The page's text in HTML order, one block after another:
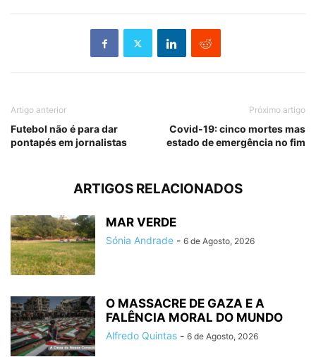
Artigo anterior
Futebol não é para dar
pontapés em jornalistas
Próximo artigo
Covid-19: cinco mortes mas
estado de emergência no fim
ARTIGOS RELACIONADOS
MAR VERDE
Sónia Andrade - 6 de Agosto, 2026
O MASSACRE DE GAZA E A
FALÊNCIA MORAL DO MUNDO
Alfredo Quintas - 6 de Agosto, 2026